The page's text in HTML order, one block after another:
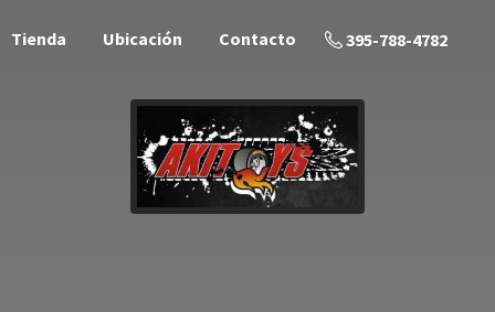
Tienda Ubicación Contacto 395-788-4782